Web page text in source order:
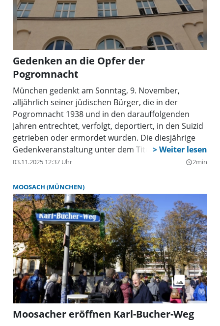
Gedenken an die Opfer der
Pogromnacht
München gedenkt am Sonntag, 9. November,
alljährlich seiner jüdischen Bürger, die in der
Pogromnacht 1938 und in den darauffolgenden
Jahren entrechtet, verfolgt, deportiert, in den Suizid
getrieben oder ermordet wurden. Die diesjährige
Gedenkveranstaltung unter dem Titel „Jeder Mensch
hat einen Namen“ findet um 18 Uhr im Alten
sprechen Oberbürgermeister Dieter Reiter und
Münchens Ehrenbürgerin Dr. h.c. Charlotte
Knobloch, Präsidentin der Israelitischen
Kultusgemeinde München und Oberbayern. Frank
Bajohr, Professor am Historischen Seminar der
Ludwig-Maximilians-Universität München, hält einen
Vortrag zum Thema „›Alle anständigen Menschen
müssten mit Abscheu von dieser Nazi-Partei
abrücken‹ – Moralische (Selbst-)Vergewisserung in
der NS-Zeit 1933-1945.“
03.11.2025 12:37 Uhr query_builder2min
MOOSACH (MÜNCHEN)
Moosacher eröffnen Karl-Bucher-Weg